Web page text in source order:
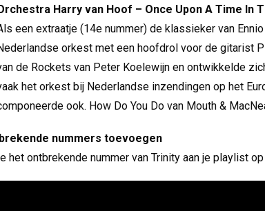
Harry van Hoof – Once Upon A Time In
een extraatje (14e nummer) de klassieker van
orkest met een hoofdrol voor de gitarist
de Rockets van Peter Koelewijn en ontwikkelde
het orkest bij Nederlandse inzendingen op het
ook. How Do You Do van Mouth &
nummers toevoegen
het ontbrekende nummer van Trinity aan je playlist